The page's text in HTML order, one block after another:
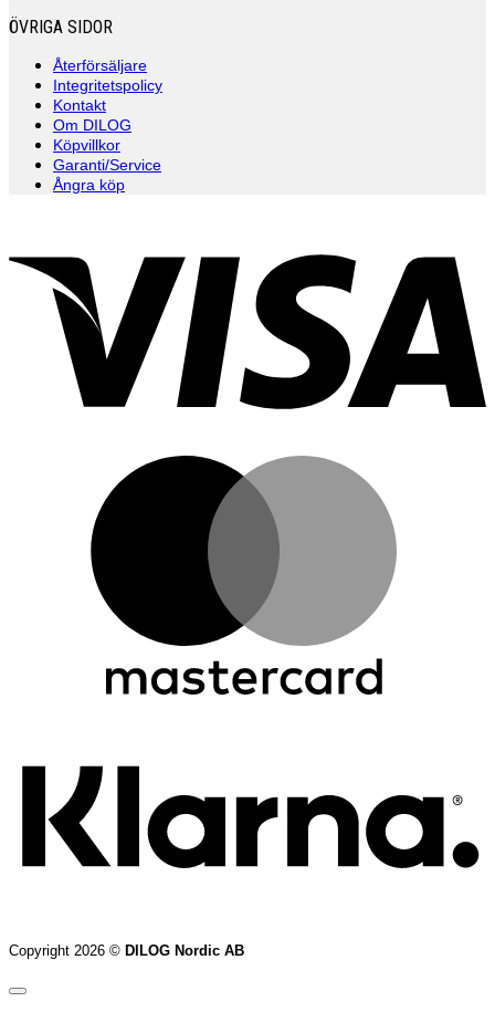
ÖVRIGA SIDOR
Återförsäljare
Integritetspolicy
Kontakt
Om DILOG
Köpvillkor
Garanti/Service
Ångra köp
Copyright 2026 © DILOG Nordic AB